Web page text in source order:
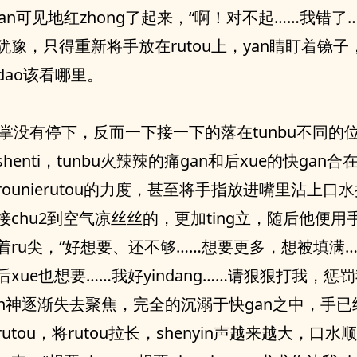
可见地红zhong了起来，“啊！对不起……我错了
豫，只得重新将手放在rutou上，yan睛盯着镜子
该看哪里。
没有停下，反而一下接一下的落在tunbu不同的
，tunbu火辣辣的痛gan和后xue的快gan合
的力度，甚至将手指放进嘴里沾上口
chu2到空气凉丝丝的，更加ting立，随后他便用
ru尖，“好想要、还不够……想要更多，想被填
xue也想要……我好yindang……请狠狠打我，惩
逐渐失去聚焦，完全的沉溺于快gan之中，手
，将rutou拉长，shenyin声越来越大，口水